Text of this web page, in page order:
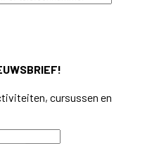
cursussen en